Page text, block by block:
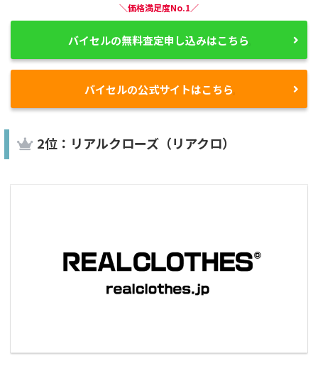
＼価格満足度No.1／
バイセルの無料査定申し込みはこちら
バイセルの公式サイトはこちら
2位：リアルクローズ（リアクロ）